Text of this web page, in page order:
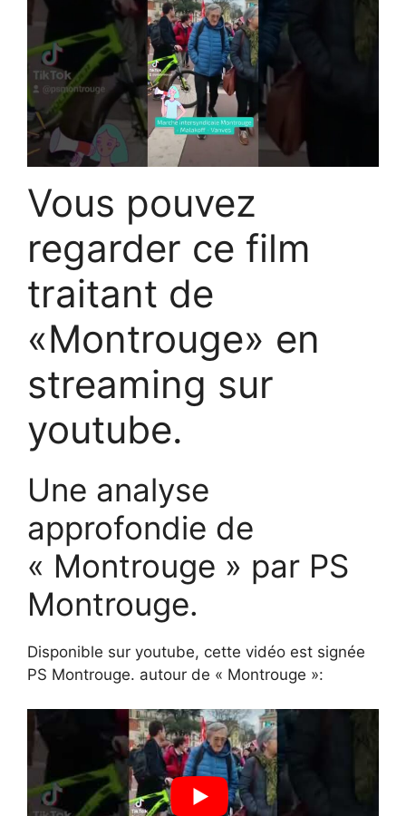
Vous pouvez
regarder ce film
traitant de
«Montrouge» en
streaming sur
youtube.
Une analyse
approfondie de
« Montrouge » par PS
Montrouge.
Disponible sur youtube, cette vidéo est signée
PS Montrouge. autour de « Montrouge »: